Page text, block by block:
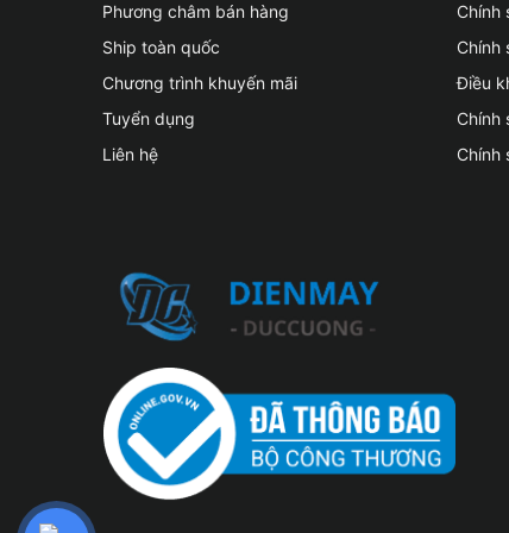
Phương châm bán hàng
Ship toàn quốc
Chương trình khuyến mãi
Tuyển dụng
Liên hệ
Chính
Chính
Điều
Chính
Chính